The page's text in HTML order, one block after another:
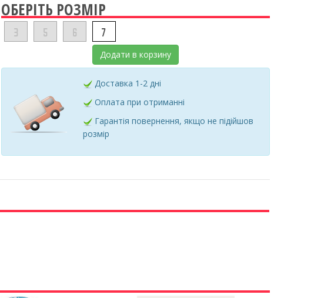
ОБЕРІТЬ РОЗМІР
3 5 6 7
Додати в корзину
Доставка 1-2 дні
Оплата при отриманні
Гарантія повернення, якщо не підійшов
розмір